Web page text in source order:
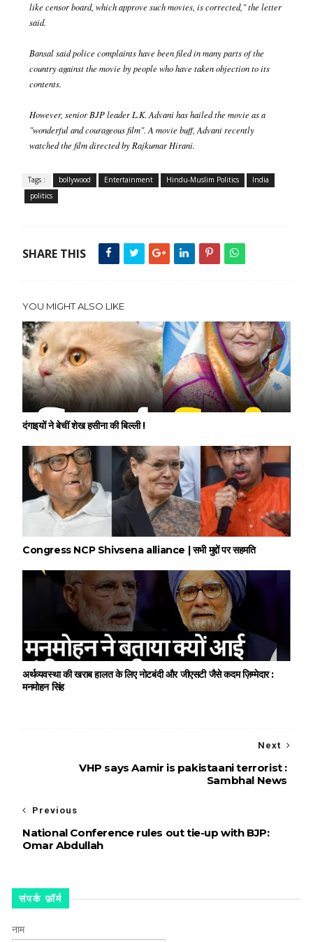
like censor board, which approve such movies, is corrected," the letter
said.
Bansal said police complaints have been filed in many parts of the
country against the movie by people who have taken objection to its
contents.
However, senior BJP leader L.K. Advani has hailed the movie as a
"wonderful and courageous film". A movie buff, Advani recently
watched the film directed by Rajkumar Hirani.
Tags : bollywood Entertainment Hindu-Muslim Politics
India
politics
SHARE THIS
YOU MIGHT ALSO LIKE
दंगाइयों ने बेचीं शेख हसीना की बिल्ली !
Congress NCP Shivsena alliance | सभी मुद्दों पर सहमति
अर्थव्यवस्था की खराब हालत के लिए नोटबंदी और जीएसटी जैसे कदम ज़िम्मेदार :
मनमोहन सिंह
Next
VHP says Aamir is pakistaani terrorist :
Sambhal News
Previous
National Conference rules out tie-up with BJP:
Omar Abdullah
संपर्क फ़ॉर्म
नाम